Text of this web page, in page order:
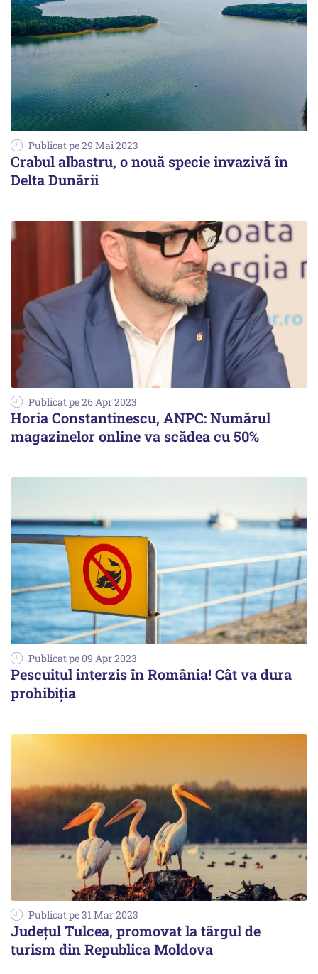
Publicat pe 29 Mai 2023
Crabul albastru, o nouă specie invazivă în
Delta Dunării
Publicat pe 26 Apr 2023
Horia Constantinescu, ANPC: Numărul
magazinelor online va scădea cu 50%
Publicat pe 09 Apr 2023
Pescuitul interzis în România! Cât va dura
prohibiția
Publicat pe 31 Mar 2023
Județul Tulcea, promovat la târgul de
turism din Republica Moldova